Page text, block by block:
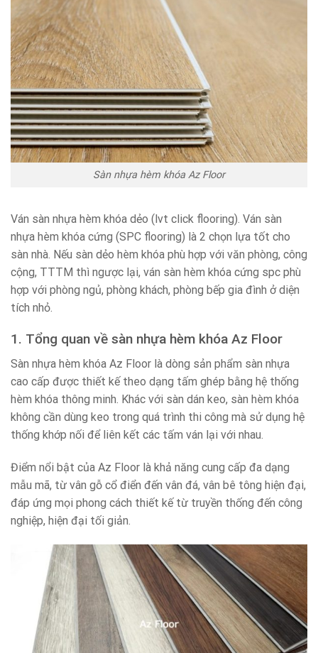
Sàn nhựa hèm khóa Az Floor
Ván sàn nhựa hèm khóa dẻo (lvt click flooring). Ván sàn
nhựa hèm khóa cứng (SPC flooring) là 2 chọn lựa tốt cho
sàn nhà. Nếu sàn dẻo hèm khóa phù hợp với văn phòng, công
cộng, TTTM thì ngược lại, ván sàn hèm khóa cứng spc phù
hợp với phòng ngủ, phòng khách, phòng bếp gia đình ở diện
tích nhỏ.
1. Tổng quan về sàn nhựa hèm khóa Az Floor
Sàn nhựa hèm khóa Az Floor là dòng sản phẩm sàn nhựa
cao cấp được thiết kế theo dạng tấm ghép bằng hệ thống
hèm khóa thông minh. Khác với sàn dán keo, sàn hèm khóa
không cần dùng keo trong quá trình thi công mà sử dụng hệ
thống khớp nối để liên kết các tấm ván lại với nhau.
Điểm nổi bật của Az Floor là khả năng cung cấp đa dạng
mẫu mã, từ vân gỗ cổ điển đến vân đá, vân bê tông hiện đại,
đáp ứng mọi phong cách thiết kế từ truyền thống đến công
nghiệp, hiện đại tối giản.